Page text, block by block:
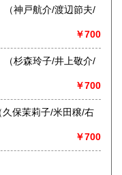
￥700
￥700
￥700